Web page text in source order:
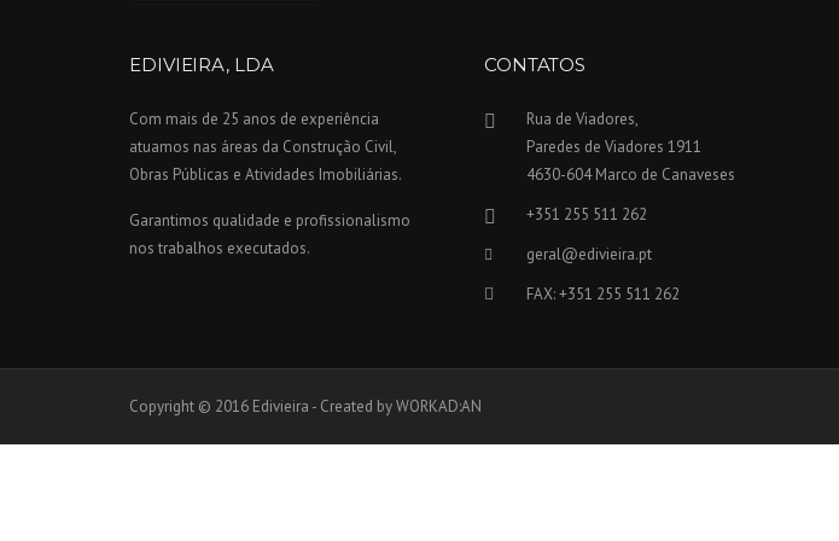
EDIVIEIRA, LDA
Com mais de 25 anos de experiência
atuamos nas áreas da Construção Civil,
Obras Públicas e Atividades Imobiliárias.
Garantimos qualidade e profissionalismo
nos trabalhos executados.
CONTATOS
Rua de Viadores,
Paredes de Viadores 1911
4630-604 Marco de Canaveses
+351 255 511 262
geral@edivieira.pt
FAX: +351 255 511 262
Copyright © 2016 Edivieira - Created by WORKAD:AN